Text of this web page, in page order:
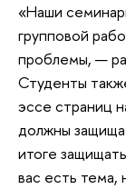
«Наши
групповой
проблемы, —
Студенты
эссе страниц
должны
итоге
вас есть тема,